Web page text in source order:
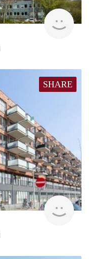
SHARE
rent